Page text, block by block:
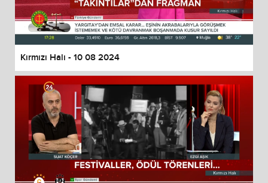
Kırmızı Halı - 10 08 2024